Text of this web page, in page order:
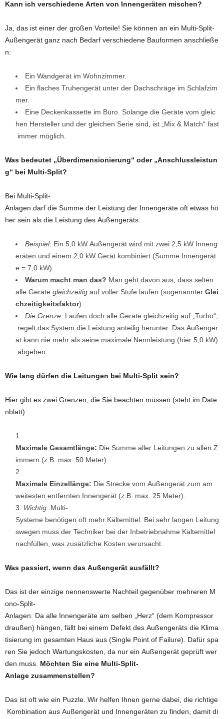
Kann ich verschiedene Arten von Innengeräten mischen?
Ja, das ist einer der großen Vorteile! Sie können an ein Multi-Split-
Außengerät ganz nach Bedarf verschiedene Bauformen anschließe
n:
Ein Wandgerät im Wohnzimmer.
Ein flaches Truhengerät unter der Dachschräge im Schlafzim
mer.
Eine Deckenkassette im Büro. Solange die Geräte vom gleic
hen Hersteller und der gleichen Serie sind, ist „Mix & Match“ fast
immer möglich.
Was bedeutet „Überdimensionierung“ oder „Anschlussleistun
g“ bei Multi-Split?
Bei Multi-Split-
Anlagen darf die Summe der Leistung der Innengeräte oft etwas hö
her sein als die Leistung des Außengeräts.
Beispiel: Ein 5,0 kW Außengerät wird mit zwei 2,5 kW Inneng
eräten und einem 2,0 kW Gerät kombiniert (Summe Innengerät
e = 7,0 kW).
Warum macht man das? Man geht davon aus, dass selten
alle Geräte gleichzeitig auf voller Stufe laufen (sogenannter Glei
chzeitigkeitsfaktor).
Die Grenze: Laufen doch alle Geräte gleichzeitig auf „Turbo“,
regelt das System die Leistung anteilig herunter. Das Außenger
ät kann nie mehr als seine maximale Nennleistung (hier 5,0 kW)
abgeben.
Wie lang dürfen die Leitungen bei Multi-Split sein?
Hier gibt es zwei Grenzen, die Sie beachten müssen (steht im Date
nblatt):
Maximale Gesamtlänge: Die Summe aller Leitungen zu allen Z
immern (z.B. max. 50 Meter).
Maximale Einzellänge: Die Strecke vom Außengerät zum am
weitesten entfernten Innengerät (z.B. max. 25 Meter).
Wichtig: Multi-
Systeme benötigen oft mehr Kältemittel. Bei sehr langen Leitung
swegen muss der Techniker bei der Inbetriebnahme Kältemittel
nachfüllen, was zusätzliche Kosten verursacht.
Was passiert, wenn das Außengerät ausfällt?
Das ist der einzige nennenswerte Nachteil gegenüber mehreren M
ono-Split-
Anlagen: Da alle Innengeräte am selben „Herz“ (dem Kompressor
draußen) hängen, fällt bei einem Defekt des Außengeräts die Klima
tisierung im gesamten Haus aus (Single Point of Failure). Dafür spa
ren Sie jedoch Wartungskosten, da nur ein Außengerät geprüft wer
den muss. Möchten Sie eine Multi-Split-
Anlage zusammenstellen?
Das ist oft wie ein Puzzle. Wir helfen Ihnen gerne dabei, die richtige
Kombination aus Außengerät und Innengeräten zu finden, damit di